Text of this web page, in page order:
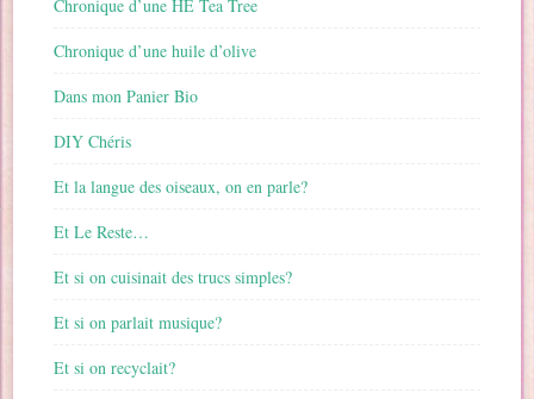
Chronique d’une HE Tea Tree
Chronique d’une huile d’olive
Dans mon Panier Bio
DIY Chéris
Et la langue des oiseaux, on en parle?
Et Le Reste…
Et si on cuisinait des trucs simples?
Et si on parlait musique?
Et si on recyclait?